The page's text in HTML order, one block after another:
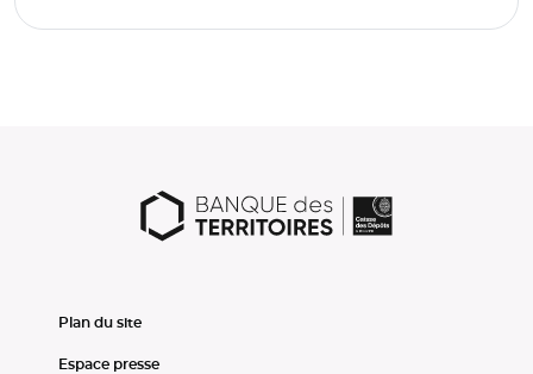
Plan du site
Espace presse